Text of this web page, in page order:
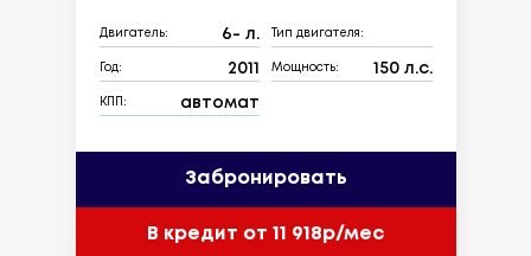
Двигатель: 6- л. Тип двигателя:
Год: 2011 Мощность: 150 л.с.
КПП: автомат
Забронировать
В кредит от 11 918р/мес